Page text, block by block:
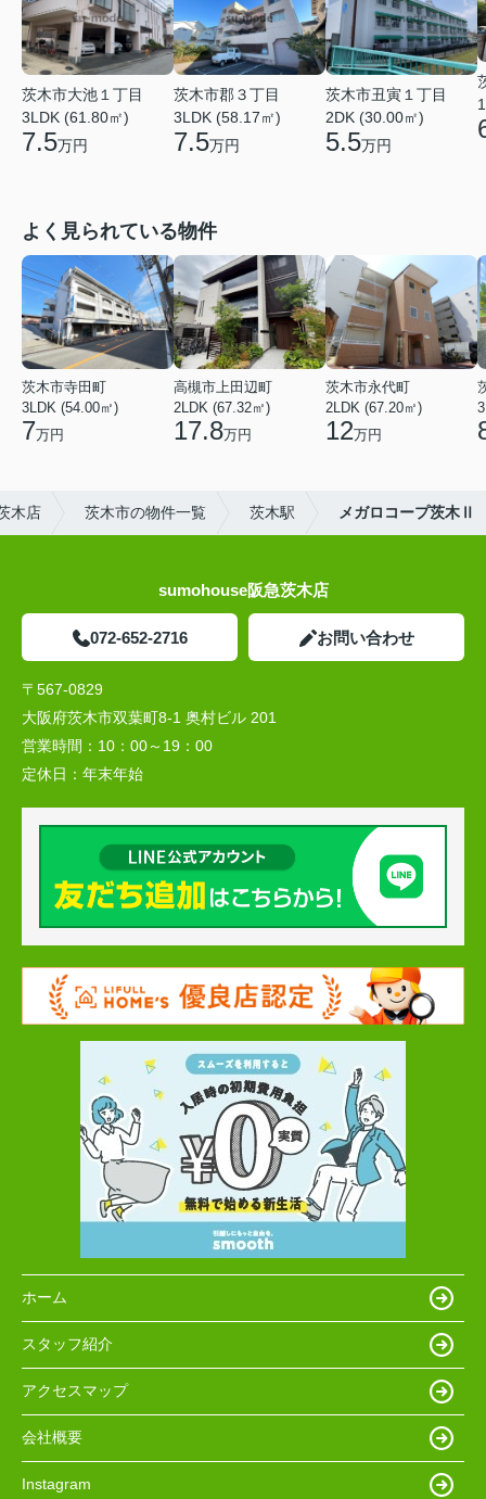
茨木市大池１丁目
3LDK (61.80㎡)
7.5万円
茨木市郡３丁目
3LDK (58.17㎡)
7.5万円
茨木市丑寅１丁目
2DK (30.00㎡)
5.5万円
よく見られている物件
茨木市寺田町
3LDK (54.00㎡)
7万円
高槻市上田辺町
2LDK (67.32㎡)
17.8万円
茨木市永代町
2LDK (67.20㎡)
12万円
木店 茨木市の物件一覧 茨木駅 メガロコープ茨木Ⅱ
sumohouse阪急茨木店
072-652-2716 お問い合わせ
〒567-0829
大阪府茨木市双葉町8-1 奥村ビル 201
営業時間： 10：00～19：00
定休日： 年末年始
ホーム
スタッフ紹介
アクセスマップ
会社概要
Instagram